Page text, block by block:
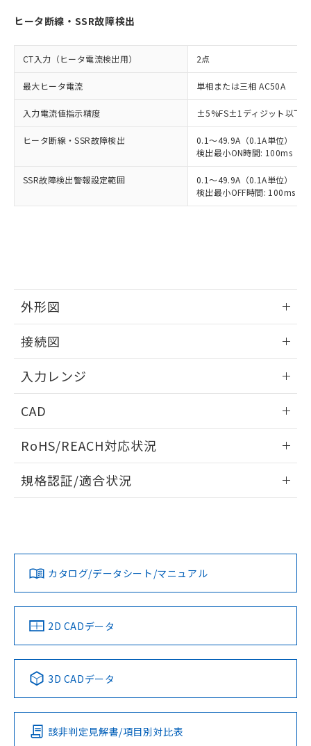
ヒータ断線・SSR故障検出
CT入力（ヒータ電流検出用） 2点
最大ヒータ電流 単相または三相 AC50A
入力電流値指示精度 ±5%FS±1ディジット以下
ヒータ断線・SSR故障検出
0.1～49.9A（0.1A単位）
検出最小ON時間: 100ms（
SSR故障検出警報設定範囲
0.1～49.9A（0.1A単位）
検出最小OFF時間: 100ms（
外形図
接続図
入力レンジ
CAD
ドすることができます。
ログイン/会員登録
ダウンロードデータをご利用いただく前に、以下を必ずお読
みください。
ソフトウェアの使用条件
RoHS/REACH対応状況
EU RoHS 注意事項・凡例
対応済み
中国 RoHS 注意事項・凡例
Pb Hg Cd Cr(VI)
O
規格認証/適合状況
LR型式承認
（イギリス
船舶規格）
DNV型式承認
（ノルウェー
BV型式承認
（フランス
KR型式
（韓国
Yes No No No
この製品の規格認証/適合状況ページへ
その他の認証はこちらのページからご検索ください
カタログ/データシート/マニュアル
2D CADデータ
3D CADデータ
該非判定見解書/項目別対比表